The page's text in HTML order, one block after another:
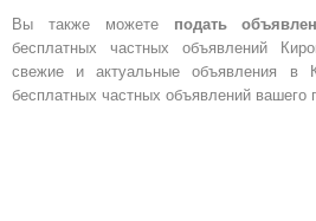
Вы также можете подать
бесплатных частных объявлений
свежие и актуальные объявления в
бесплатных частных объявлений вашего